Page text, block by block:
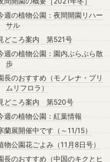
週の植物公園：夜間開園リハー
サル
どころ案内 第521号
週の植物公園：園内ぶらぶら散
歩
長のおすすめ（モノレナ・プリ
ムリフロラ）
どころ案内 第520号
週の植物公園：紅葉情報
蘭展開催中です（～11/15）
物公園花ごよみ（11月8日号）
長のおすすめ（中国のキクとヒ